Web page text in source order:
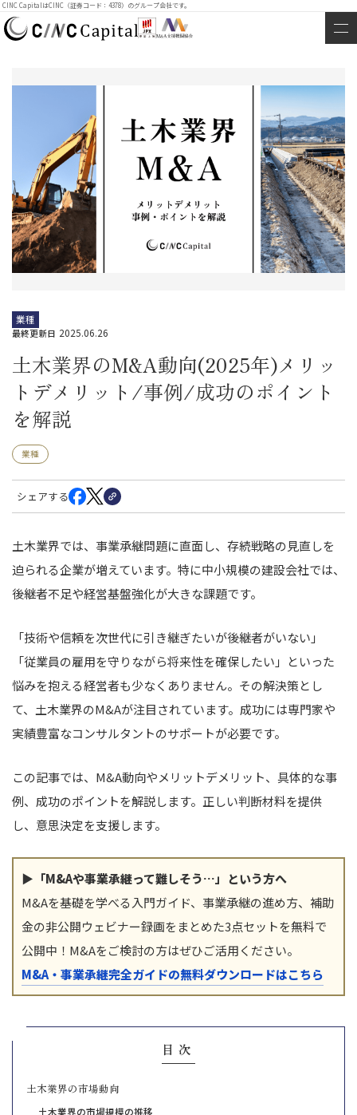
CINC CapitalはCINC（証券コード：4378）のグループ会社です。
業種
最終更新日 2025.06.26
土木業界のM&A動向(2025年)メリッ
トデメリット/事例/成功のポイント
を解説
業種
シェアする
土木業界では、事業承継問題に直面し、存続戦略の見直しを
迫られる企業が増えています。特に中小規模の建設会社では、
後継者不足や経営基盤強化が大きな課題です。
「技術や信頼を次世代に引き継ぎたいが後継者がいない」
「従業員の雇用を守りながら将来性を確保したい」といった
悩みを抱える経営者も少なくありません。その解決策とし
て、土木業界のM&Aが注目されています。成功には専門家や
実績豊富なコンサルタントのサポートが必要です。
この記事では、M&A動向やメリットデメリット、具体的な事
例、成功のポイントを解説します。正しい判断材料を提供
し、意思決定を支援します。
▶「M&Aや事業承継って難しそう…」という方へ
M&Aを基礎を学べる入門ガイド、事業承継の進め方、補助
金の非公開ウェビナー録画をまとめた3点セットを無料で
公開中！M&Aをご検討の方はぜひご活用ください。
M&A・事業承継完全ガイドの無料ダウンロードはこちら
目次
土木業界の市場動向
土木業界の市場規模の推移